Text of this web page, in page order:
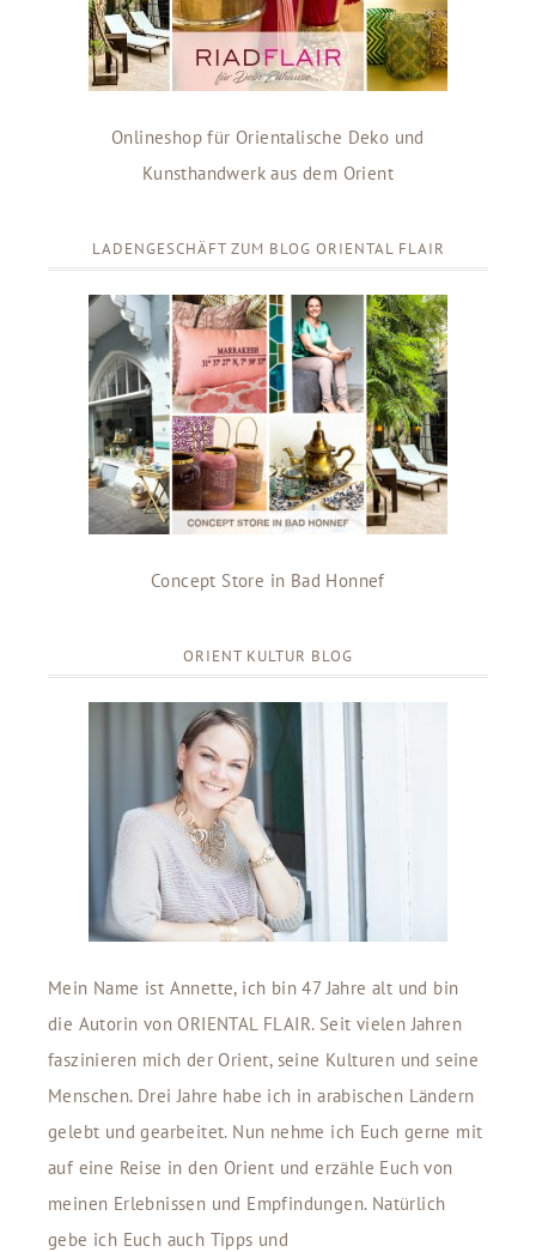
Onlineshop für Orientalische Deko und
Kunsthandwerk aus dem Orient
LADENGESCHÄFT ZUM BLOG ORIENTAL FLAIR
Concept Store in Bad Honnef
ORIENT KULTUR BLOG
Mein Name ist Annette, ich bin 47 Jahre alt und bin
die Autorin von ORIENTAL FLAIR. Seit vielen Jahren
faszinieren mich der Orient, seine Kulturen und seine
Menschen. Drei Jahre habe ich in arabischen Ländern
gelebt und gearbeitet. Nun nehme ich Euch gerne mit
auf eine Reise in den Orient und erzähle Euch von
meinen Erlebnissen und Empfindungen. Natürlich
gebe ich Euch auch Tipps und